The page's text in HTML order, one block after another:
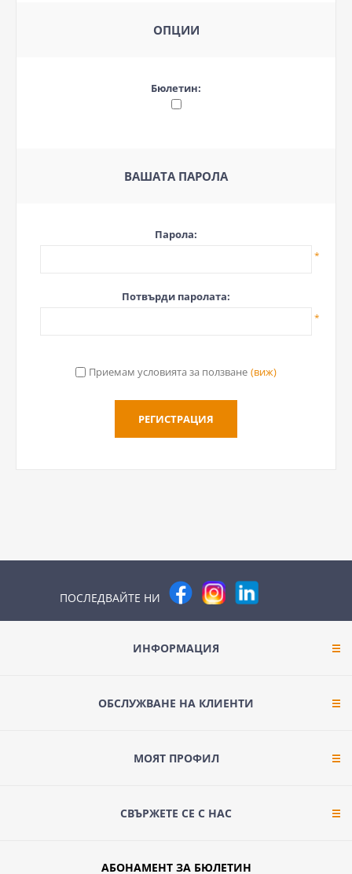
ОПЦИИ
Бюлетин:
ВАШАТА ПАРОЛА
Парола:
*
Потвърди паролата:
*
Приемам условията за ползване (виж)
ПОСЛЕДВАЙТЕ НИ
ИНФОРМАЦИЯ
ОБСЛУЖВАНЕ НА КЛИЕНТИ
МОЯТ ПРОФИЛ
СВЪРЖЕТЕ СЕ С НАС
АБОНАМЕНТ ЗА БЮЛЕТИН